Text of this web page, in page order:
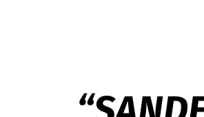
warehouse geopend op
ons hoofdpand. Met een